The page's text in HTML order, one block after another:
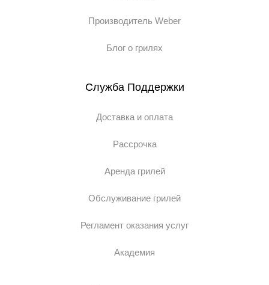
Производитель Weber
Блог о грилях
Служба Поддержки
Доставка и оплата
Рассрочка
Аренда грилей
Обслуживание грилей
Регламент оказания услуг
Академия